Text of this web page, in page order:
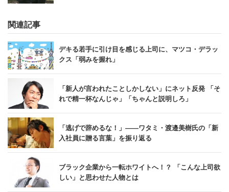
関連記事
デキる若手に引け目を感じる上司に、マツコ・デラッ
クス「弱みを握れ」
「新人が言われたことしかしない」にネット反発 「そ
れで精一杯なんじゃ」「ちゃんと説明しろ」
「逃げで辞めるな！」――ワタミ・渡邉美樹氏の「新
入社員に贈る言葉」を振り返る
ブラック企業から一転ホワイトへ！？ 「こんな上司欲
しい」と思わせた人物とは